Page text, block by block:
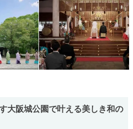
大阪城公園で叶える美しき和の